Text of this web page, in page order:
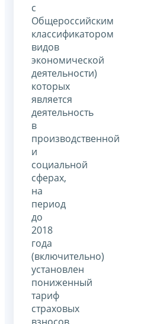
с
Общероссийским
классификатором
видов
экономической
деятельности)
которых
является
деятельность
в
производственной
и
социальной
сферах,
на
период
до
2018
года
(включительно)
установлен
пониженный
тариф
страховых